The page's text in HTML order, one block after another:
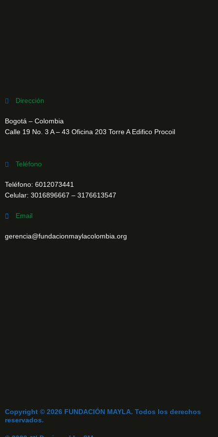
Dirección
Bogotá – Colombia
Calle 19 No. 3 A – 43 Oficina 203 Torre A Edifico Procoil
Teléfono
Teléfono: 6012073441
Celular: 3016896667 – 3176613547
Email
gerencia@fundacionmaylacolombia.org
Copyright © 2026 FUNDACIÓN MAYLA. Todos los derechos
reservados.